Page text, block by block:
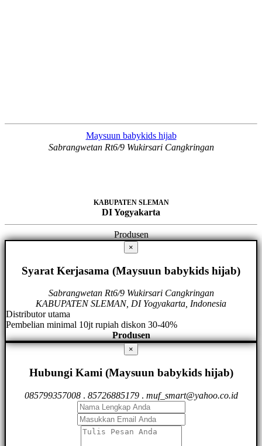
Maysuun babykids hijab
Sabrangwetan Rt6/9 Wukirsari Cangkringan
KABUPATEN SLEMAN
DI Yogyakarta
Produsen
×
Syarat Kerjasama (Maysuun babykids hijab)
Sabrangwetan Rt6/9 Wukirsari Cangkringan
KABUPATEN SLEMAN, DI Yogyakarta, Indonesia
Distributor utama
Pembelian minimal 10jt rupiah diskon 30-40%
Produsen
×
Hubungi Kami (Maysuun babykids hijab)
085799357008. 85726885179. muf_smart@yahoo.co.id